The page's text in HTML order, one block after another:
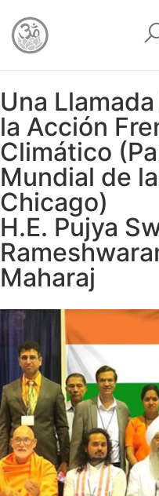
Una
la Acción
Climático
Mundial de
Chicago)
H.E. Pujya
Maharaj